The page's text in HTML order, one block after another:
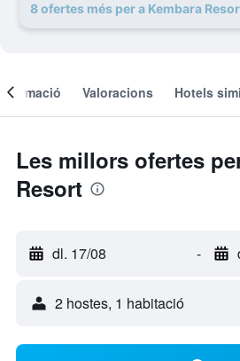
8 ofertes més per a Kembara
Valoracions Hotels
Les millors ofertes
Resort
dl. 17/08 -
2 hostes, 1 habitació